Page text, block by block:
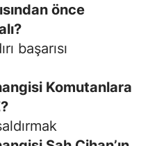
önce
başarısı
Komutanlara